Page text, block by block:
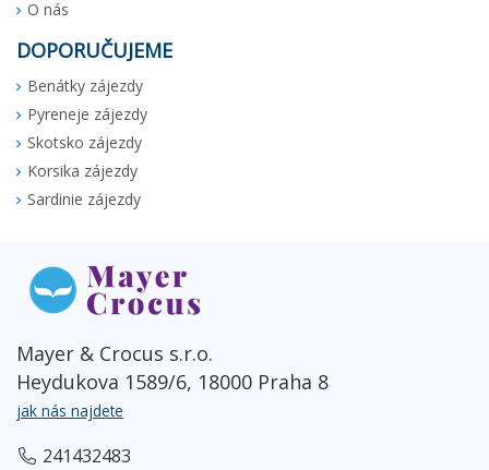
O nás
DOPORUČUJEME
Benátky zájezdy
Pyreneje zájezdy
Skotsko zájezdy
Korsika zájezdy
Sardinie zájezdy
Mayer & Crocus s.r.o.
Heydukova 1589/6, 18000 Praha 8
jak nás najdete
241432483